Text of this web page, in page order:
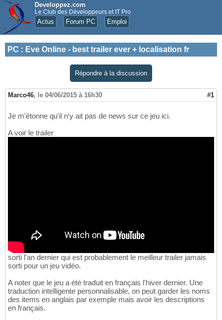
Developpez.com
Le Club des Développeurs et IT Pro
Actus Forum PC Emploi
PC : Eve Online - best trailer ever + localisation fr
Répondre à la discussion
Marco46, le 04/06/2015 à 16h30 #1
Je m'étonne qu'il n'y ait pas de news sur ce jeu ici.
A voir le trailer
sorti l'an dernier qui est probablement le meilleur trailer jamais
sorti pour un jeu vidéo.
A noter que le jeu a été traduit en français l'hiver dernier. Une
traduction intelligente personnalisable, on peut garder les noms
des items en anglais par exemple mais avoir les descriptions
en français.